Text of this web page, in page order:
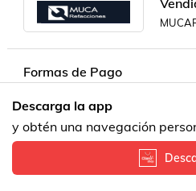
Formas de Pago
Descarga la app
y obtén una navegación